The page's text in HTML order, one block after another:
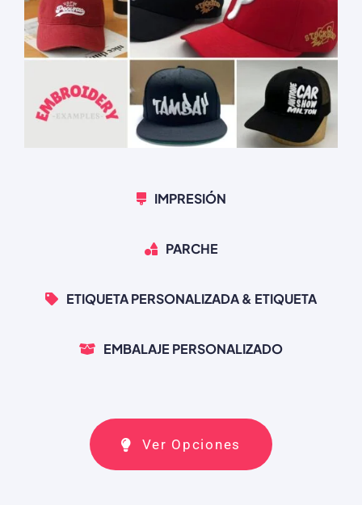
IMPRESIÓN
PARCHE
ETIQUETA PERSONALIZADA & ETIQUETA
EMBALAJE PERSONALIZADO
Ver Opciones